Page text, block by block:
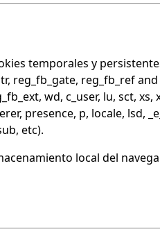
temporales y
reg_fb_gate, reg_fb_ref and
wd, c_user, lu, sct, xs,
presence, p, locale, lsd,
etc).
local del